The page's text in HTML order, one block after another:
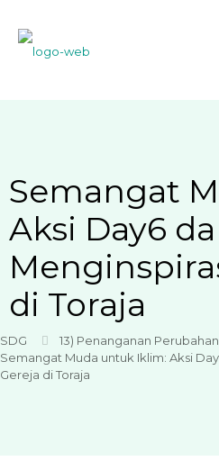
Semangat
Aksi Day6
di Toraja
SDG
13) Penanganan
Semangat Muda untuk Iklim: Aksi
Gereja di Toraja